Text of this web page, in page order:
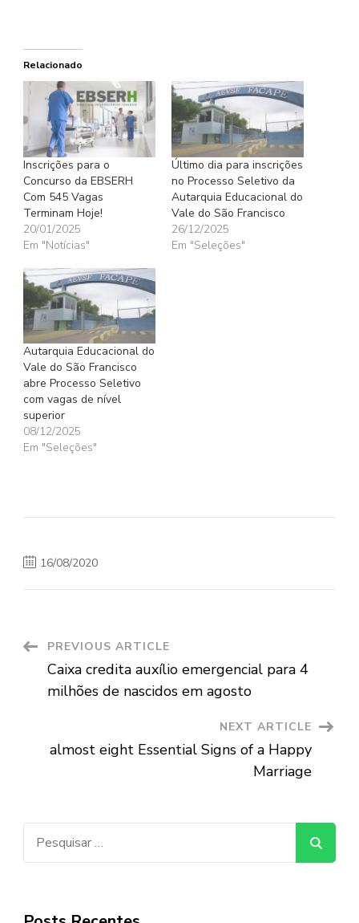
Relacionado
Inscrições para o
Concurso da EBSERH
Com 545 Vagas
Terminam Hoje!
20/01/2025
Em "Notícias"
Último dia para inscrições
no Processo Seletivo da
Autarquia Educacional do
Vale do São Francisco
26/12/2025
Em "Seleções"
Autarquia Educacional do
Vale do São Francisco
abre Processo Seletivo
com vagas de nível
superior
08/12/2025
Em "Seleções"
16/08/2020
Post
Navigation
PREVIOUS ARTICLE
Caixa credita auxílio emergencial para 4
milhões de nascidos em agosto
NEXT ARTICLE
almost eight Essential Signs of a Happy
Marriage